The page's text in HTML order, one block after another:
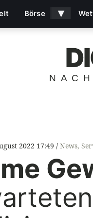
2022 17:49 News,
Börse ▾